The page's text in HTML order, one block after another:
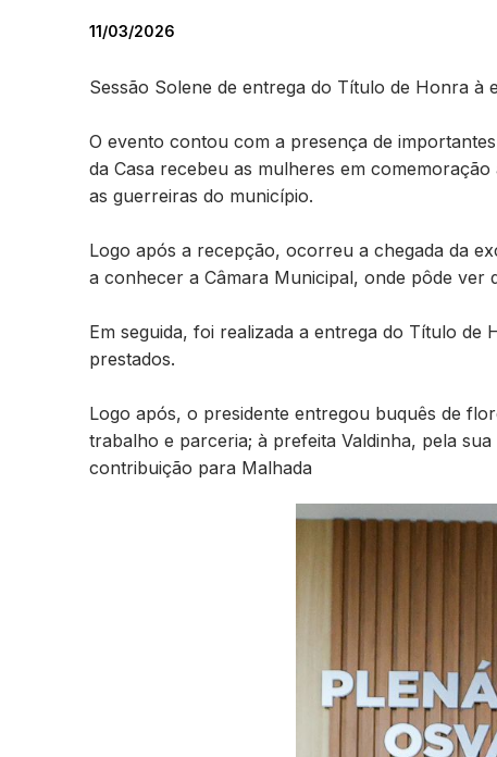
11/03/2026
Sessão Solene de entrega do Título de Honra à
O evento contou com a presença de
da Casa recebeu as mulheres em
as guerreiras do município.
Logo após a recepção, ocorreu a chegada da
a conhecer a Câmara Municipal, onde pôde ver
Em seguida, foi realizada a entrega do Título
prestados.
Logo após, o presidente entregou buquês de
trabalho e parceria; à prefeita Valdinha, pela
contribuição para Malhada